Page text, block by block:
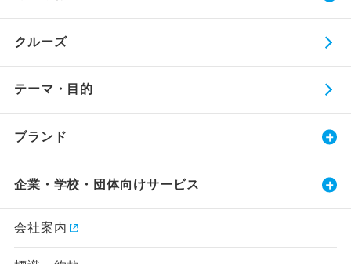
クルーズ
テーマ・目的
ブランド
企業・学校・団体向けサービス
会社案内